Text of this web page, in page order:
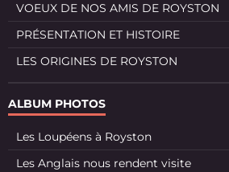
VOEUX DE NOS AMIS DE ROYSTON
PRÉSENTATION ET HISTOIRE
LES ORIGINES DE ROYSTON
ALBUM PHOTOS
Les Loupéens à Royston
Les Anglais nous rendent visite